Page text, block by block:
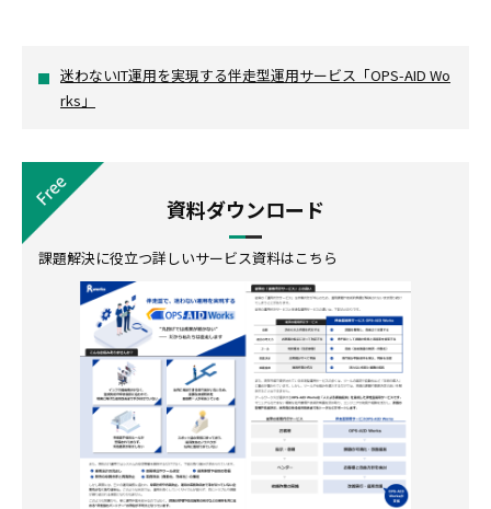
迷わないIT運用を実現する伴走型運用サービス「OPS-AID Wo
rks」
資料ダウンロード
課題解決に役立つ詳しいサービス資料はこちら